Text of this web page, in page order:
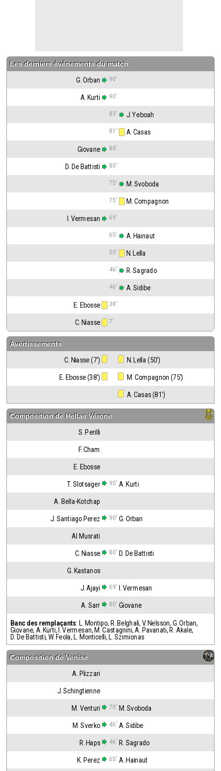
Les derniers événements du match
G. Orban 90'
A. Kurti 90'
83' J. Yeboah
81' A. Casas
Giovane 80'
D. De Battisti 80'
75' M. Svoboda
75' M. Compagnon
I. Vermesan 69'
65' A. Hainaut
50' N. Lella
46' R. Sagrado
46' A. Sidibe
E. Ebosse 38'
C. Niasse 7'
Avertissements
C. Niasse (7') N. Lella (50')
E. Ebosse (38') M. Compagnon (75')
A. Casas (81')
Composition de Hellas Vérone
S. Perilli
F. Cham
E. Ebosse
T. Slotsager 90' A. Kurti
A. Bella-Kotchap
J. Santiago Perez 90' G. Orban
Al Musrati
C. Niasse 80' D. De Battisti
G. Kastanos
J. Ajayi 69' I. Vermesan
A. Sarr 80' Giovane
Banc des remplaçants: L. Montipo, R. Belghali, V. Nelsson, G. Orban,
Giovane, A. Kurti, I. Vermesan, M. Castagnini, A. Pavanati, R. Akale,
D. De Battisti, W. Feola, L. Monticelli, L. Szimionas
Composition deVenise
A. Plizzari
J. Schingtienne
M. Venturi 75' M. Svoboda
M. Sverko 46' A. Sidibe
R. Haps 46' R. Sagrado
K. Perez 65' A. Hainaut
site web Maxifoot.fr